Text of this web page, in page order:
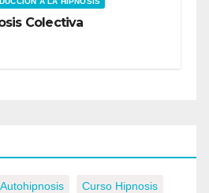
Colectiva
Autohipnosis Curso Hipnosis